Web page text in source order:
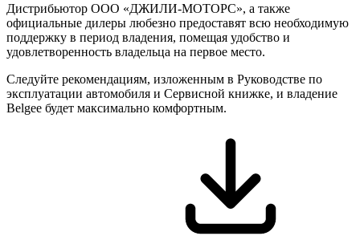
Дистрибьютор ООО «ДЖИЛИ-МОТОРС», а также
официальные дилеры любезно предоставят всю необходимую
поддержку в период владения, помещая удобство и
удовлетворенность владельца на первое место.
Следуйте рекомендациям, изложенным в Руководстве по
эксплуатации автомобиля и Сервисной книжке, и владение
Belgee будет максимально комфортным.